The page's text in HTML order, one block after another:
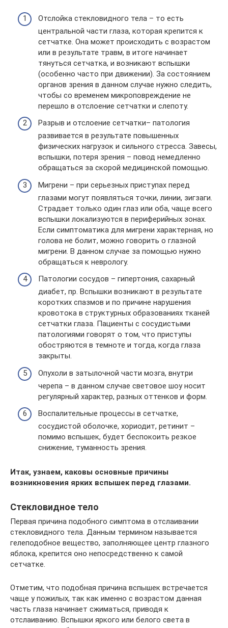
Отслойка стекловидного тела – то есть
центральной части глаза, которая крепится к
сетчатке. Она может происходить с возрастом
или в результате травм, в итоге начинает
тянуться сетчатка, и возникают вспышки
(особенно часто при движении). За состоянием
органов зрения в данном случае нужно следить,
чтобы со временем микроповреждение не
перешло в отслоение сетчатки и слепоту.
Разрыв и отслоение сетчатки– патология
развивается в результате повышенных
физических нагрузок и сильного стресса. Завесы,
вспышки, потеря зрения – повод немедленно
обращаться за скорой медицинской помощью.
Мигрени – при серьезных приступах перед
глазами могут появляться точки, линии, зигзаги.
Страдает только один глаз или оба, чаще всего
вспышки локализуются в периферийных зонах.
Если симптоматика для мигрени характерная, но
голова не болит, можно говорить о глазной
мигрени. В данном случае за помощью нужно
обращаться к неврологу.
Патологии сосудов – гипертония, сахарный
диабет, пр. Вспышки возникают в результате
коротких спазмов и по причине нарушения
кровотока в структурных образованиях тканей
сетчатки глаза. Пациенты с сосудистыми
патологиями говорят о том, что приступы
обостряются в темноте и тогда, когда глаза
закрыты.
Опухоли в затылочной части мозга, внутри
черепа – в данном случае световое шоу носит
регулярный характер, разных оттенков и форм.
Воспалительные процессы в сетчатке,
сосудистой оболочке, хориодит, ретинит –
помимо вспышек, будет беспокоить резкое
снижение, туманность зрения.
Итак, узнаем, каковы основные причины
возникновения ярких вспышек перед глазами.
Стекловидное тело
Первая причина подобного симптома в отслаивании
стекловидного тела. Данным термином называется
гелеподобное вещество, заполняющее центр глазного
яблока, крепится оно непосредственно к самой
сетчатке.
Отметим, что подобная причина вспышек встречается
чаще у пожилых, так как именно с возрастом данная
часть глаза начинает сжиматься, приводя к
отслаиванию. Вспышки яркого или белого света в